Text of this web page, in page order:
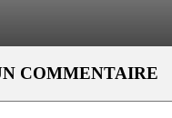
COMMENTAIRE